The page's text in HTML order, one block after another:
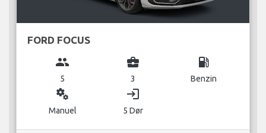
FORD FOCUS
group
5
business_center
3
local_gas_station
Benzin
miscellaneous_services
Manuel
login
5 Dør